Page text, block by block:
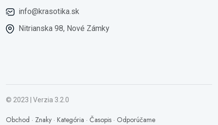
info@krasotika.sk
Nitrianska 98, Nové Zámky
© 2023 | Verzia 3.2.0
Obchod · Znaky · Kategória · Časopis · Odporúčame